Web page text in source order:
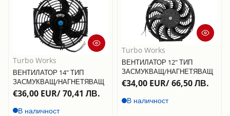
Turbo Works
ВЕНТИЛАТОР 14" ТИП
ЗАСМУКВАЩ/НАГНЕТЯВАЩ
€36,00 EUR/ 70,41 ЛВ.
В наличност
Turbo Works
ВЕНТИЛАТОР 12" ТИП
ЗАСМУКВАЩ/НАГНЕТЯВАЩ
€34,00 EUR/ 66,50 ЛВ.
В наличност